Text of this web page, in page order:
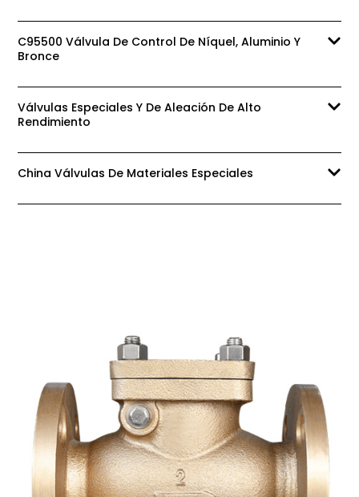
C95500 Válvula De Control De Níquel, Aluminio Y
Bronce
Válvulas Especiales Y De Aleación De Alto
Rendimiento
China Válvulas De Materiales Especiales